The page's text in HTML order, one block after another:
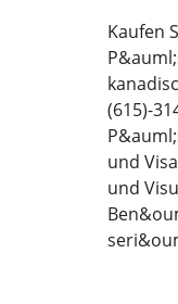
Kaufen
(615)-
und
und